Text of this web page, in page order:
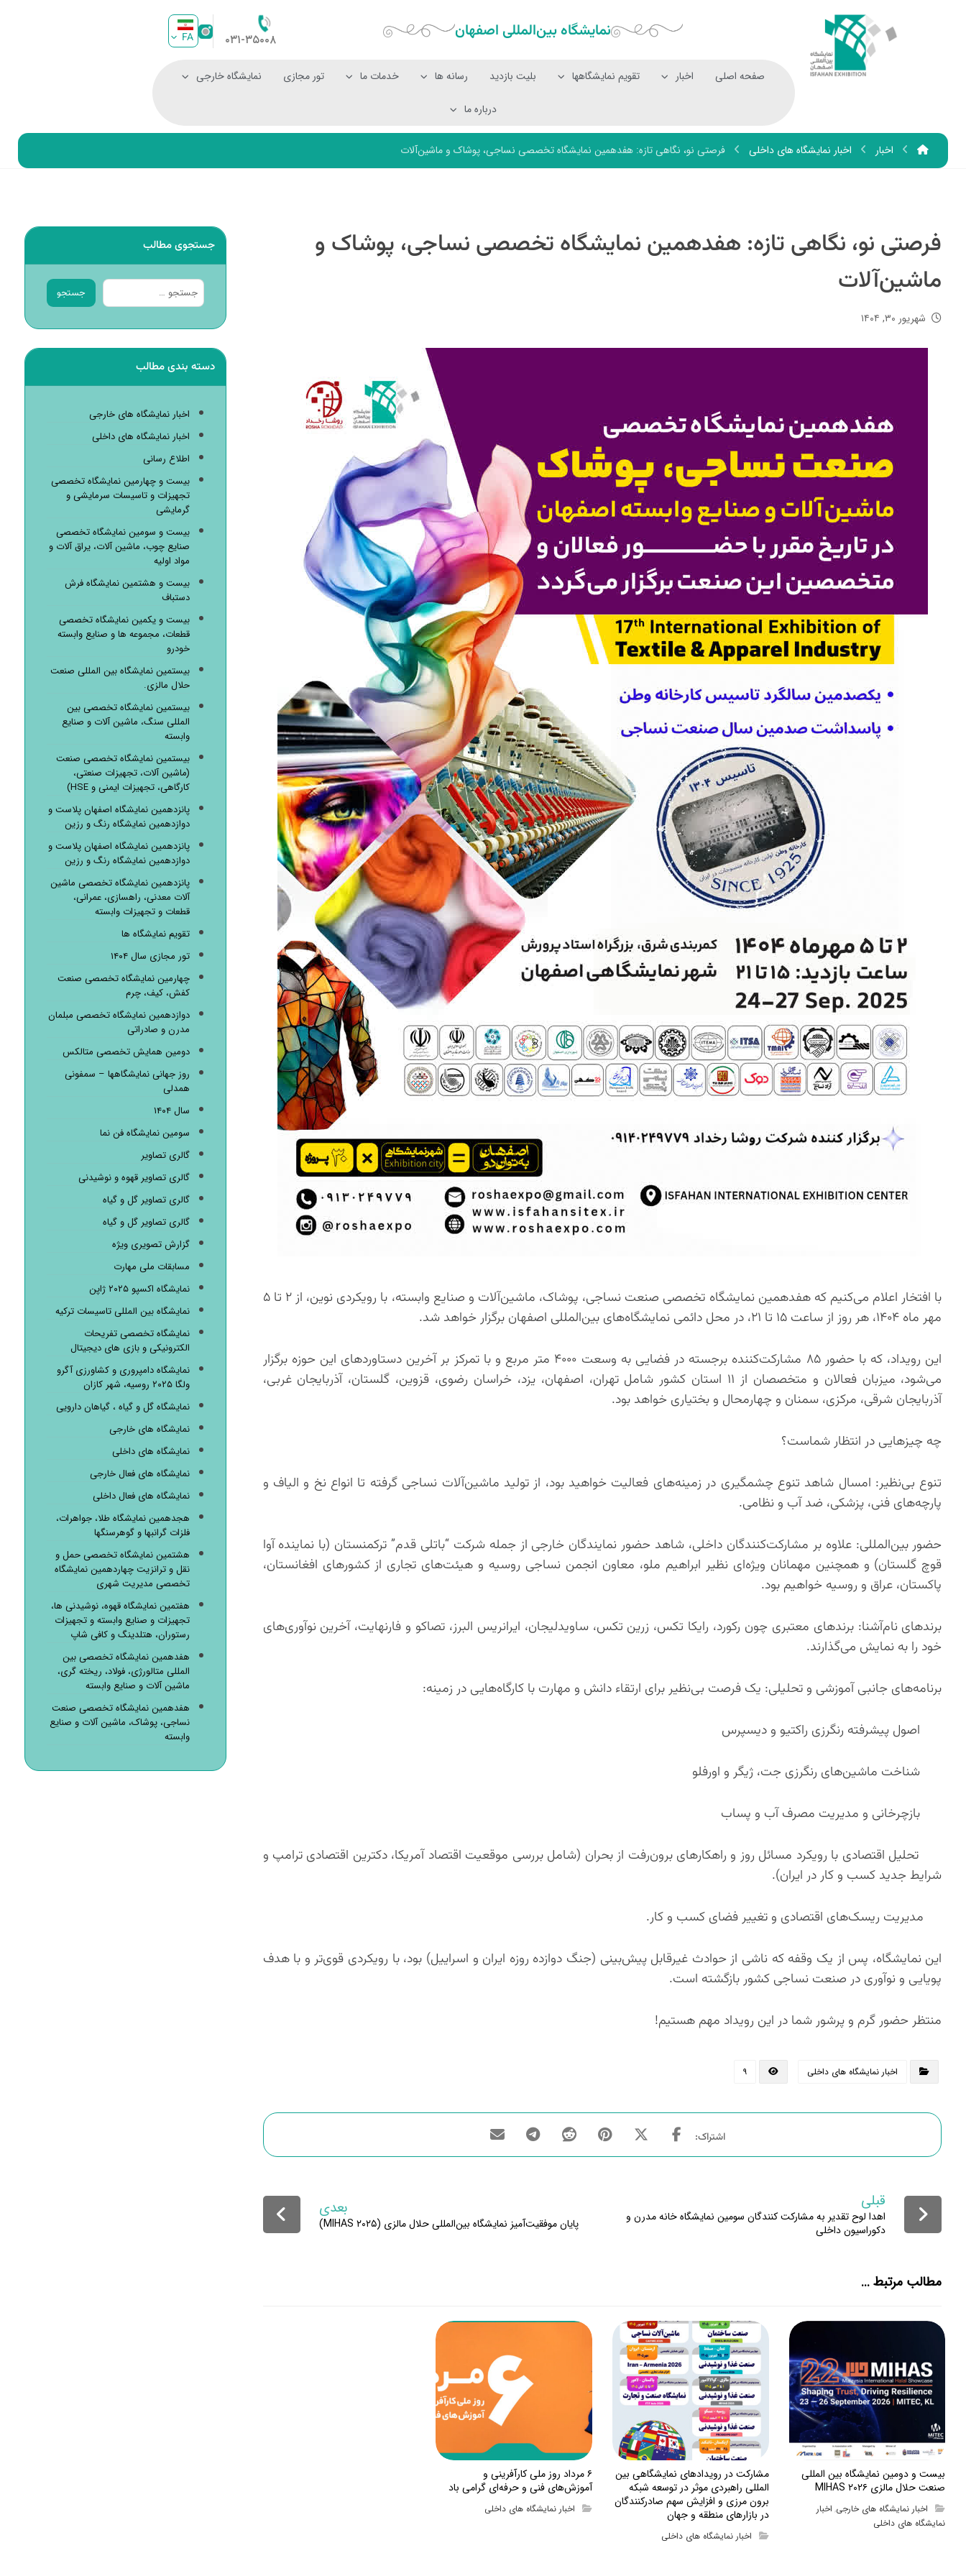
نمایشگاه بین‌المللی‌ اصفهان ۰۳۱-۳۵۰۰۸ FA
صفحه اصلی اخبار تقویم نمایشگاهها بلیت بازدید رسانه ها خدمات ما تور مجازی نمایشگاه خارجی
درباره ما
اخبار اخبار نمایشگاه های داخلی فرصتی نو، نگاهی تازه: هفدهمین نمایشگاه تخصصی نساجی، پوشاک و ماشین‌آلات
فرصتی نو، نگاهی تازه: هفدهمین نمایشگاه تخصصی نساجی، پوشاک و
ماشین‌آلات
شهریور ۳۰, ۱۴۰۴
با افتخار اعلام می‌کنیم که هفدهمین نمایشگاه تخصصی صنعت نساجی، پوشاک، ماشین‌آلات و صنایع وابسته، با رویکردی نوین، از ۲ تا ۵
مهر ماه ۱۴۰۴، هر روز از ساعت ۱۵ تا ۲۱، در محل دائمی نمایشگاه‌های بین‌المللی اصفهان برگزار خواهد شد.
این رویداد، که با حضور ۸۵ مشارکت‌کننده برجسته در فضایی به وسعت ۴۰۰۰ متر مربع و با تمرکز بر آخرین دستاوردهای این حوزه برگزار
می‌شود، میزبان فعالان و متخصصان از ۱۱ استان کشور شامل تهران، اصفهان، یزد، خراسان رضوی، قزوین، گلستان، آذربایجان غربی،
آذربایجان شرقی، مرکزی، سمنان و چهارمحال و بختیاری خواهد بود.
چه چیزهایی در انتظار شماست؟
تنوع بی‌نظیر: امسال شاهد تنوع چشمگیری در زمینه‌های فعالیت خواهید بود، از تولید ماشین‌آلات نساجی گرفته تا انواع نخ و الیاف و
پارچه‌های فنی، پزشکی، ضد آب و نظامی.
حضور بین‌المللی: علاوه بر مشارکت‌کنندگان داخلی، شاهد حضور نمایندگان خارجی از جمله شرکت “باتلی قدم” ترکمنستان (با نماینده آوا
قوچ گلستان) و همچنین مهمانان ویژه‌ای نظیر ابراهیم ملو، معاون انجمن نساجی روسیه و هیئت‌های تجاری از کشورهای افغانستان،
پاکستان، عراق و روسیه خواهیم بود.
برندهای نام‌آشنا: برندهای معتبری چون رکورد، رایکا تکس، زرین تکس، ساویدلیجان، ایرانریس البرز، تصاکو و فارنهایت، آخرین نوآوری‌های
خود را به نمایش می‌گذارند.
برنامه‌های جانبی آموزشی و تحلیلی: یک فرصت بی‌نظیر برای ارتقاء دانش و مهارت با کارگاه‌هایی در زمینه:
اصول پیشرفته رنگرزی راکتیو و دیسپرس
شناخت ماشین‌های رنگرزی جت، ژیگر و اورفلو
بازچرخانی و مدیریت مصرف آب و پساب
تحلیل اقتصادی با رویکرد مسائل روز و راهکارهای برون‌رفت از بحران (شامل بررسی موقعیت اقتصاد آمریکا، دکترین اقتصادی ترامپ و
شرایط جدید کسب و کار در ایران).
مدیریت ریسک‌های اقتصادی و تغییر فضای کسب و کار.
این نمایشگاه، پس از یک وقفه که ناشی از حوادث غیرقابل پیش‌بینی (جنگ دوازده روزه ایران و اسراییل) بود، با رویکردی قوی‌تر و با هدف
پویایی و نوآوری در صنعت نساجی کشور بازگشته است.
منتظر حضور گرم و پرشور شما در این رویداد مهم هستیم!
اخبار نمایشگاه های داخلی ۹
قبلی
اهدا لوح تقدیر به مشارکت کنندگان سومین نمایشگاه خانه مدرن و
دکوراسیون داخلی
بعدی
پایان موفقیت‌آمیز نمایشگاه بین‌المللی حلال مالزی (MIHAS ۲۰۲۵)
مطالب مرتبط ...
بیست و دومین نمایشگاه بین المللی
صنعت حلال مالزی MIHAS ۲۰۲۶
اخبار نمایشگاه های خارجی, اخبار
نمایشگاه های داخلی
مشارکت در رویدادهای نمایشگاهی بین
المللی راهبردی موثر در توسعه شبکه
برون مرزی و افزایش سهم صادرکنندگان
در بازارهای منطقه و جهان
اخبار نمایشگاه های داخلی
۶ مرداد روز ملی کارآفرینی و
آموزش‌های فنی و حرفه‌ای گرامی باد
اخبار نمایشگاه های داخلی
جستجوی مطالب
جستجو
دسته بندی مطالب
اخبار نمایشگاه های خارجی
اخبار نمایشگاه های داخلی
اطلاع رسانی
بیست و چهارمین نمایشگاه تخصصی
تجهیزات و تاسیسات سرمایشی و
گرمایشی
بیست و سومین نمایشگاه تخصصی
صنایع چوب، ماشین آلات، یراق آلات و
مواد اولیه
بیست و هشتمین نمایشگاه فرش
دستباف
بیست و یکمین نمایشگاه تخصصی
قطعات، مجموعه ها و صنایع وابسته
خودرو
بیستمین نمایشگاه بین المللی صنعت
حلال مالزی.
بیستمین نمایشگاه تخصصی بین
المللی سنگ، ماشین آلات و صنایع
وابسته
بیستمین نمایشگاه تخصصی صنعت
(ماشین آلات، تجهیزات صنعتی،
کارگاهی، تجهیزات ایمنی و HSE)
پانزدهمین نمایشگاه اصفهان پلاست و
دوازدهمین نمایشگاه رنگ و رزین
پانزدهمین نمایشگاه اصفهان پلاست و
دوازدهمین نمایشگاه رنگ و رزین
پانزدهمین نمایشگاه تخصصی ماشین
آلات معدنی، راهسازی، عمرانی،
قطعات و تجهیزات وابسته
تقویم نمایشگاه ها
تور مجازی سال ۱۴۰۴
چهارمین نمایشگاه تخصصی صنعت
کفش، کیف، چرم
دوازدهمین نمایشگاه تخصصی مبلمان
مدرن و صادراتی
دومین همایش تخصصی متالکس
روز جهانی نمایشگاهها – سمفونی
همدلی
سال ۱۴۰۴
سومین نمایشگاه فن نما
گالری تصاویر
گالری تصاویر قهوه و نوشیدنی
گالری تصاویر گل و گیاه
گالری تصاویر گل و گیاه
گزارش تصویری ویژه
مسابقات ملی مهارت
نمایشگاه اکسپو ۲۰۲۵ ژاپن
نمایشگاه بین المللی تاسیسات ترکیه
نمایشگاه تخصصی تفریحات
الکترونیکی و بازی های دیجیتال
نمایشگاه دامپروری و کشاورزی آگرو
ولگا ۲۰۲۵ روسیه، شهر کازان
نمایشگاه گل و گیاه ، گیاهان دارویی
نمایشگاه های خارجی
نمایشگاه های داخلی
نمایشگاه های فعال خارجی
نمایشگاه های فعال داخلی
هجدهمین نمایشگاه طلا، جواهرات،
فلزات گرانبها و گوهرسنگها
هشتمین نمایشگاه تخصصی حمل و
نقل و ترانزیت چهاردهمین نمایشگاه
تخصصی مدیریت شهری
هفتمین نمایشگاه قهوه، نوشیدنی ها،
تجهیزات و صنایع وابسته و تجهیزات
رستوران، هتلدینگ و کافی شاپ
هفدهمین نمایشگاه تخصصی بین
المللی متالورژی، فولاد، ریخته گری،
ماشین آلات و صنایع وابسته
هفدهمین نمایشگاه تخصصی صنعت
نساجی، پوشاک، ماشین آلات و صنایع
وابسته